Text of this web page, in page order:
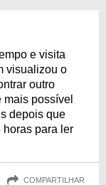
e visita
visualizou o
outro
mais possível
depois que
horas para ler
COMPARTILHAR